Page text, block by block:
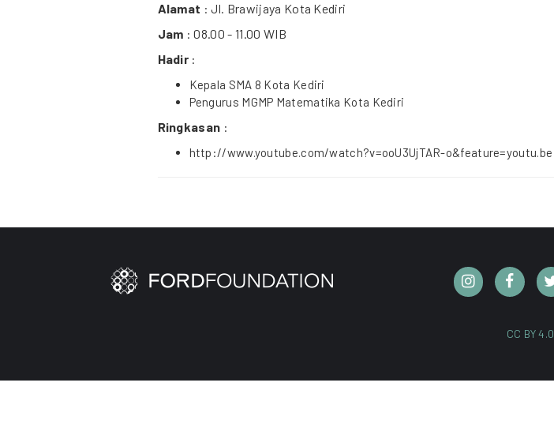
Alamat : Jl. Brawijaya Kota Kediri
Jam : 08.00 - 11.00 WIB
Hadir :
Kepala SMA 8 Kota Kediri
Pengurus MGMP Matematika Kota Kediri
Ringkasan :
http://www.youtube.com/watch?v=ooU3UjTAR-o&feature=youtu.be
CC BY 4.0